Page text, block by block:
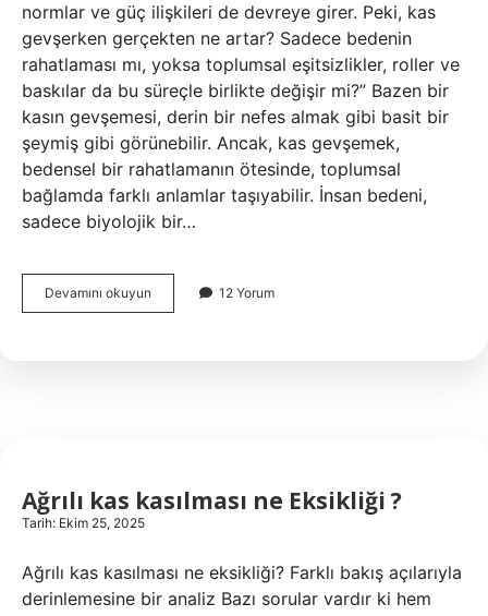
normlar ve güç ilişkileri de devreye girer. Peki, kas
gevşerken gerçekten ne artar? Sadece bedenin
rahatlaması mı, yoksa toplumsal eşitsizlikler, roller ve
baskılar da bu süreçle birlikte değişir mi?” Bazen bir
kasın gevşemesi, derin bir nefes almak gibi basit bir
şeymiş gibi görünebilir. Ancak, kas gevşemek,
bedensel bir rahatlamanın ötesinde, toplumsal
bağlamda farklı anlamlar taşıyabilir. İnsan bedeni,
sadece biyolojik bir…
Devamını okuyun
gevşerken
12 Yorum
Ağrılı kas kasılması ne Eksikliği ?
Tarih: Ekim 25, 2025
Ağrılı kas kasılması ne eksikliği? Farklı bakış açılarıyla
derinlemesine bir analiz Bazı sorular vardır ki hem